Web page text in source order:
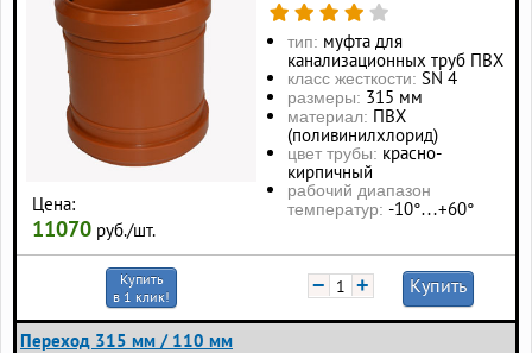
Цена:
11070 руб./шт.
тип: муфта для
канализационных труб ПВХ
класс жесткости: SN 4
размеры: 315 мм
материал: ПВХ
(поливинилхлорид)
цвет трубы: красно-
кирпичный
рабочий диапазон
температур: -10°…+60°
Купить
в 1 клик!
− + Купить
Переход 315 мм / 110 мм